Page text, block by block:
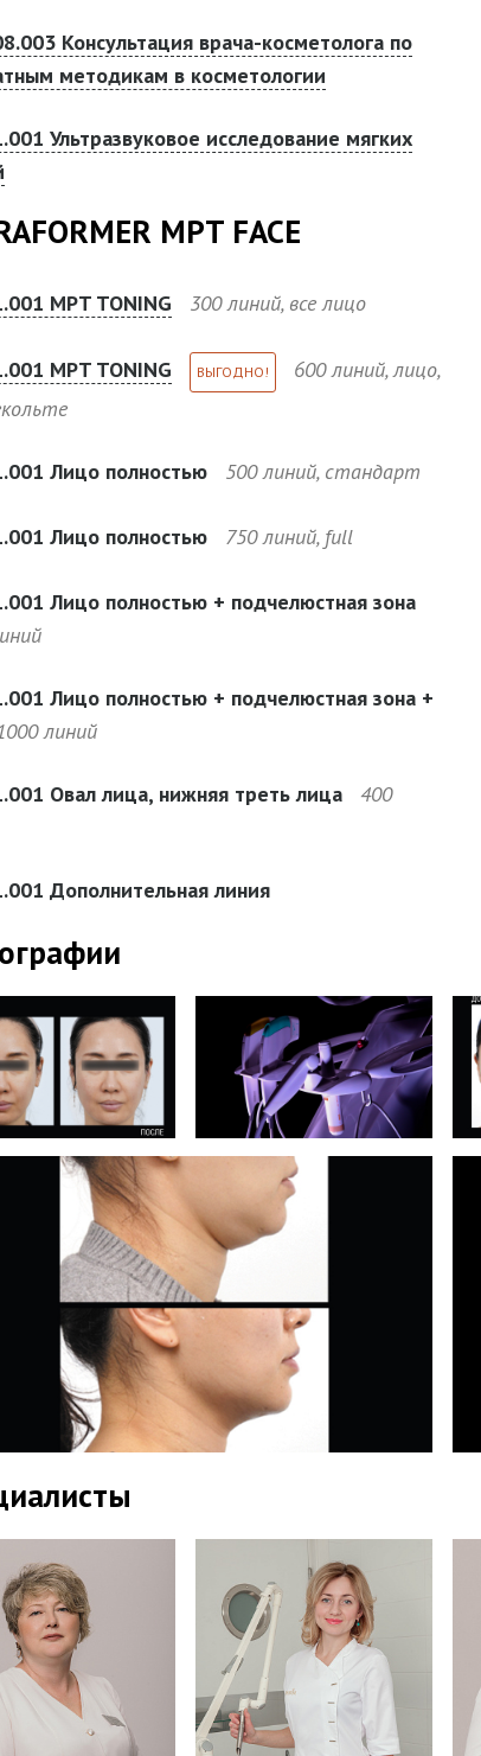
Консультация врача-косметолога по
методикам в косметологии
Ультразвуковое исследование мягких
MPT FACE
MPT TONING 300 линий, все лицо
MPT TONING ВЫГОДНО!
600 линий, лицо,
Лицо полностью 500 линий, стандарт
Лицо полностью 750 линий, full
Лицо полностью + подчелюстная зона
Лицо полностью + подчелюстная зона +
линий
Овал лица, нижняя треть лица 400
Дополнительная линия